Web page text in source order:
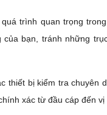
trình quan trọng
bạn, tránh những
bị kiểm tra chuyên
xác từ đầu cáp đến